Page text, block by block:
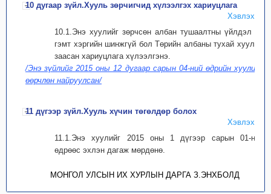
10 дугаар зүйл.Хууль зөрчигчид хүлээлгэх хариуцлага
Хэвлэх
10.1.Энэ хуулийг зөрчсөн албан тушаалтны үйлдэл нь
гэмт хэргийн шинжгүй бол Төрийн албаны тухай хуульд
заасан хариуцлага хүлээлгэнэ.
/Энэ зүйлийг 2015 оны 12 дугаар сарын 04-ний өдрийн хуулиар
өөрчлөн найруулсан/
11 дүгээр зүйл.Хууль хүчин төгөлдөр болох
Хэвлэх
11.1.Энэ хуулийг 2015 оны 1 дүгээр сарын 01-ний
өдрөөс эхлэн дагаж мөрдөнө.
МОНГОЛ УЛСЫН ИХ ХУРЛЫН ДАРГА З.ЭНХБОЛД